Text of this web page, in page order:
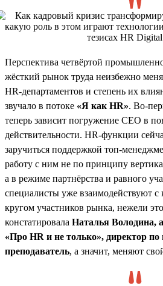
Перспектива четвёртой
жёсткий рынок труда неизбежно
HR-департаментов и степень их
звучало в потоке «Я как HR». Во-
теперь зависит погружение СЕО в
действительности. HR-функции
заручиться поддержкой топ-
работу с ним не по принципу
а в режиме партнёрства и равного
специалисты уже взаимодействуют
кругом участников рынка, нежели
констатировала Наталья Володина,
«Про HR и не только», директор по
преподаватель, а значит, меняют